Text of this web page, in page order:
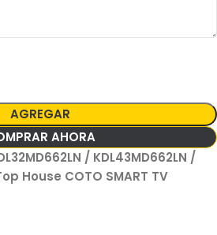
AGREGAR
AHORA
/ KDL43MD662LN /
House COTO SMART TV